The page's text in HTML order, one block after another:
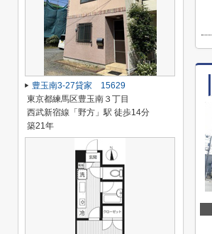
豊玉南3-27貸家 15629
東京都練馬区豊玉南３丁目
西武新宿線「野方」駅 徒歩14分
築21年